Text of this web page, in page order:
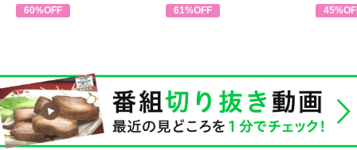
60%OFF 61%OFF